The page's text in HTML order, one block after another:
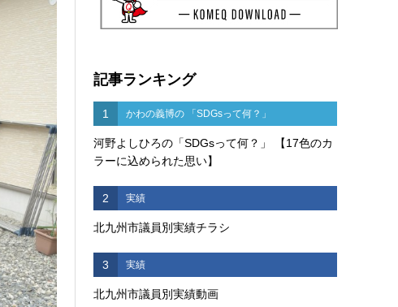
記事ランキング
1 かわの義博の 「SDGsって何？」
河野よしひろの「SDGsって何？」 【17色のカ
ラーに込められた思い】
2 実績
北九州市議員別実績チラシ
3 実績
北九州市議員別実績動画